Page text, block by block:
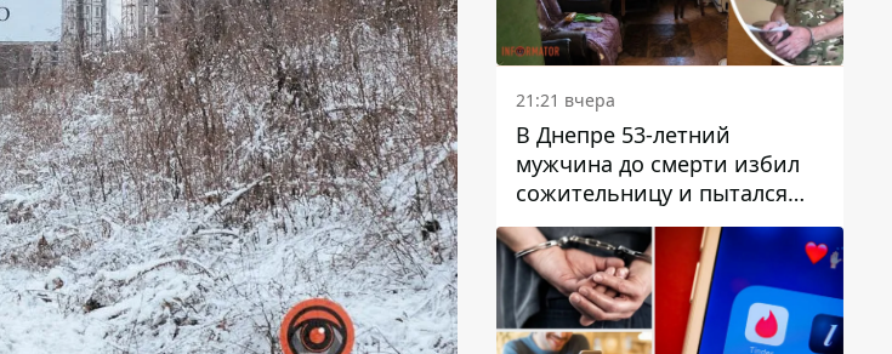
21:21 вчера
В Днепре 53-летний
мужчина до смерти избил
сожительницу и пытался
скрыть преступление:
детали